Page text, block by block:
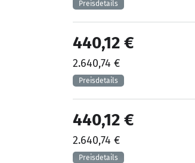
440,12 €
2.640,74 €
440,12 €
2.640,74 €